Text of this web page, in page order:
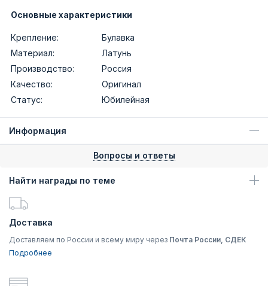
Основные характеристики
Крепление:
Булавка
Материал:
Латунь
Производство:
Россия
Качество:
Оригинал
Статус:
Юбилейная
Информация
Вопросы и ответы
Найти награды по теме
Доставка
Доставляем по России и всему миру через Почта России, СДЕК
Подробнее